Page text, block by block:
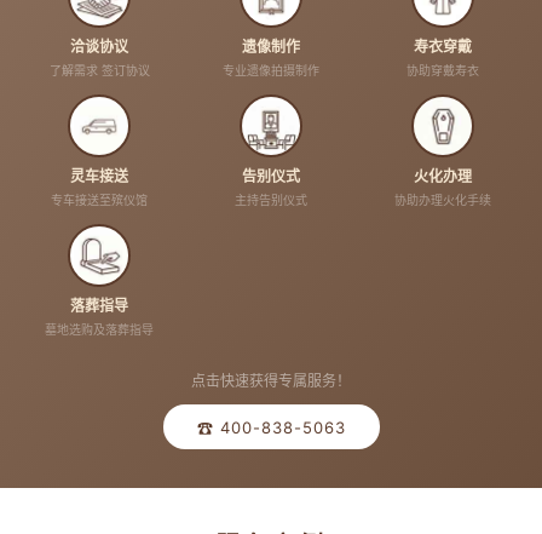
洽谈协议
了解需求 签订协议
遗像制作
专业遗像拍摄制作
寿衣穿戴
协助穿戴寿衣
灵车接送
专车接送至殡仪馆
告别仪式
主持告别仪式
火化办理
协助办理火化手续
落葬指导
墓地选购及落葬指导
点击快速获得专属服务！
☎ 400-838-5063